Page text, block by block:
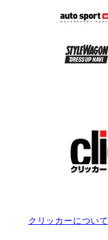
クリッカーについて